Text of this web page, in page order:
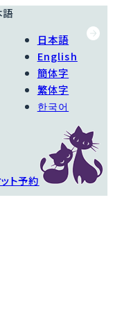
語
日本語
English
簡体字
繁体字
한국어
ト予約